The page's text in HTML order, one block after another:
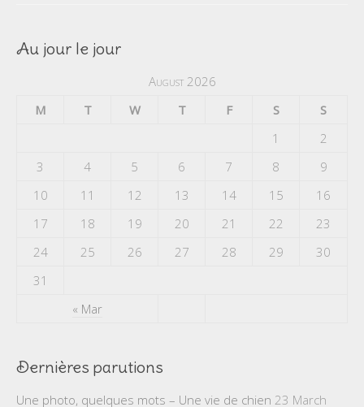
Au jour le jour
August 2026
M
T W T F S S
« Mar
1
2
3
4 5 6 7 8
9
10
11 12 13 14 15
16
17
18 19 20 21 22
23
24
25 26 27 28 29
30
31
Dernières parutions
Une photo, quelques mots – Une vie de chien 23 March